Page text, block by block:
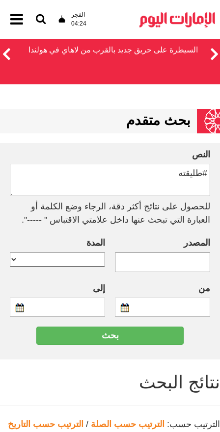
الفجر
04:24
السيطرة على حريق جديد بالقرب من لاهاي في هولندا
بحث متقدم
النص
للحصول على نتائج أكثر دقة، الرجاء وضع الكلمة أو
العبارة التي تبحث عنها داخل علامتي الاقتباس " -----".
المصدر المدة
من إلى
نتائج البحث
الترتيب حسب: الترتيب حسب الصلة / الترتيب حسب التاريخ